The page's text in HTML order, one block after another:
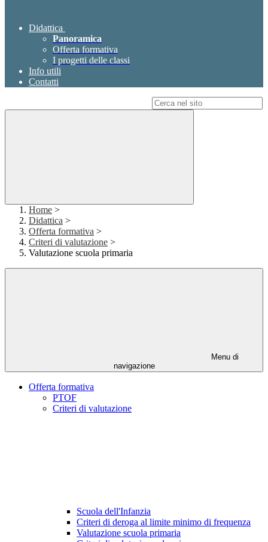
Didattica
Panoramica
Offerta formativa
I progetti delle classi
Info utili
Contatti
Home >
Didattica >
Offerta formativa >
Criteri di valutazione >
Valutazione scuola primaria
Menu di
navigazione
Offerta formativa
PTOF
Criteri di valutazione
Scuola dell'Infanzia
Criteri di deroga al limite minimo di frequenza
Valutazione scuola primaria